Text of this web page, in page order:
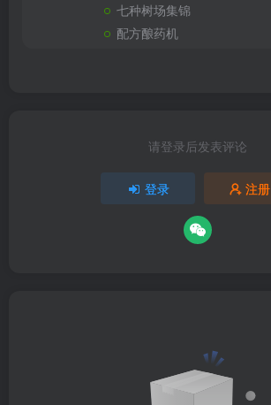
七种树场集锦
配方酿药机
请登录后发表评论
登录 注册